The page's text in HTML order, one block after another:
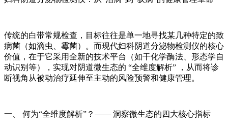
传统的白带常规检查，目标往往是单一地寻找某几种特定的致
病菌（如滴虫、霉菌）。而现代妇科阴道分泌物检测仪的核心
价值，在于它采用全新的技术平台（如干化学酶法、形态学自
动识别等），实现对阴道微生态的 “全维度解析” ，从而将诊
断视角从被动治疗延伸至主动的风险预警和健康管理。
一、 何为“全维度解析”？—— 洞察微生态的四大核心指标